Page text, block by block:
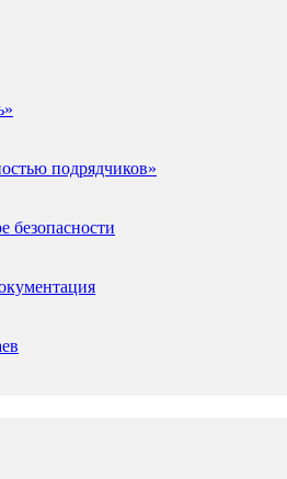
подрядчиков»
безопасности